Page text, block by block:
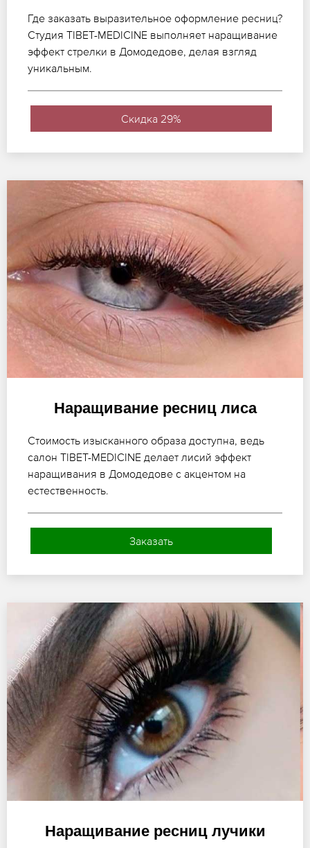
Где заказать выразительное оформление ресниц?
Студия TIBET-MEDICINE выполняет наращивание
эффект стрелки в Домодедове, делая взгляд
уникальным.
Скидка 29%
Наращивание ресниц лиса
Стоимость изысканного образа доступна, ведь
салон TIBET-MEDICINE делает лисий эффект
наращивания в Домодедове с акцентом на
естественность.
Заказать
Наращивание ресниц лучики